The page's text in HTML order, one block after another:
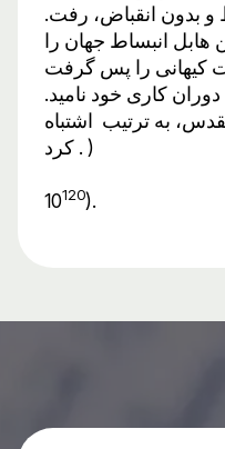
و بدون انقباض، رفت.
هابل انبساط جهان را
کیهانی را پس گرفت
دوران کاری خود نامید.
به ترتیب اشتباه
کرد . )
10120).